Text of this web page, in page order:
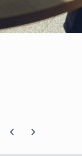
Předchozí snímek
Další snímek